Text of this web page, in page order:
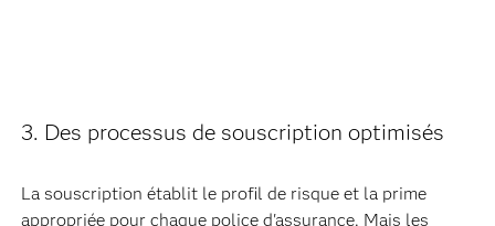
3. Des processus de souscription optimisés
La souscription établit le profil de risque et la prime
appropriée pour chaque police d'assurance. Mais les